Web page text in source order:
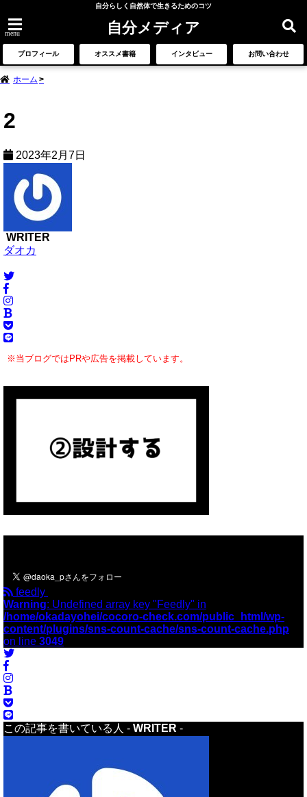
自分らしく自然体で生きるためのコツ
menu 自分メディア
プロフィール オススメ書籍 インタビュー お問い合わせ
ホーム
2
2023年2月7日
WRITER
ダオカ
※当ブログではPRや広告を掲載しています。
feedly
Warning: Undefined array key "Feedly" in
/home/okadayohei/cocoro-check.com/public_html/wp-
content/plugins/sns-count-cache/sns-count-cache.php
on line 3049
この記事を書いている人 - WRITER -